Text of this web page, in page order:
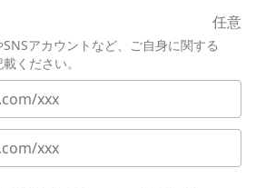
任意
アカウントなど、ご自身に関する
ください。